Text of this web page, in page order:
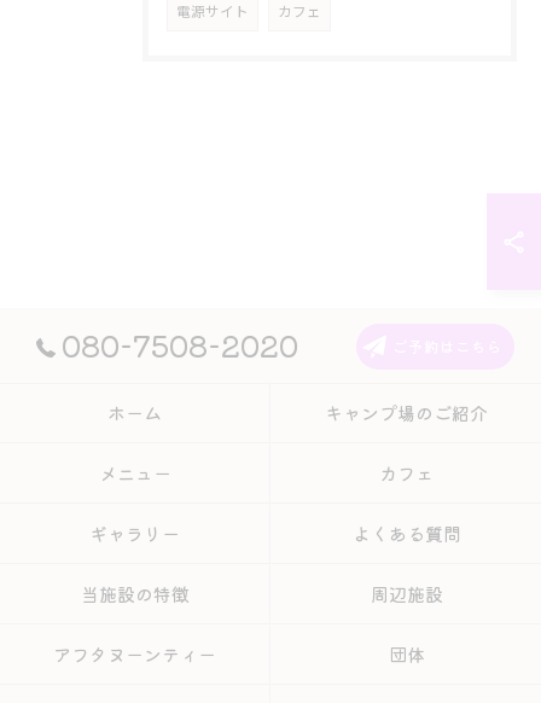
電源サイト カフェ
080-7508-2020
ホーム キャンプ場のご紹介
メニュー カフェ
ギャラリー よくある質問
当施設の特徴 周辺施設
アフタヌーンティー 団体